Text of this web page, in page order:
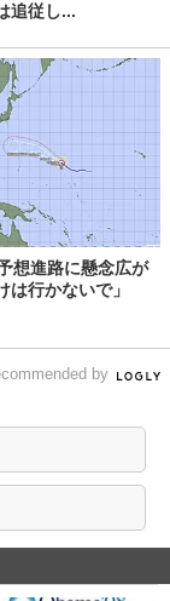
追従し...
想進路に懸念広が
は行かないで」
by